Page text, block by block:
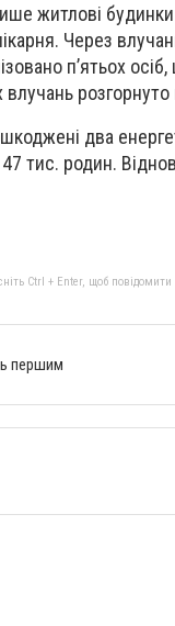
житлові будинки
Через
п’ятьох
влучань
два
тис. родин.
Ctrl + Enter, щоб
першим